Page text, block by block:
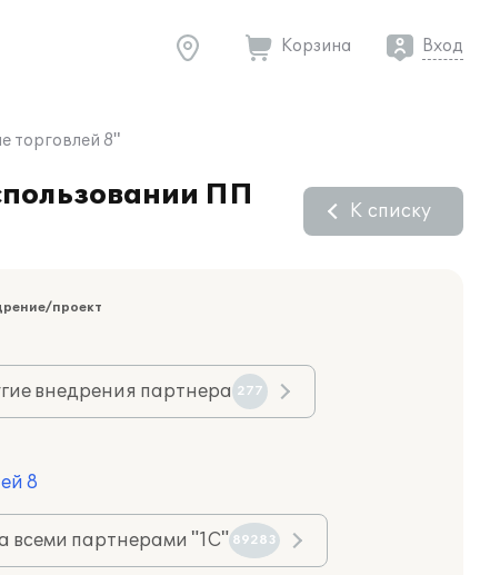
Корзина Вход
торговлей 8"
ПП
К списку
проект
внедрения партнера 277
8
всеми партнерами "1С" 89283